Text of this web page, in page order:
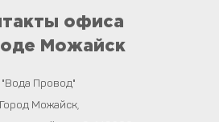
офиса
Можайск
"Вода Провод"
Город Можайск,